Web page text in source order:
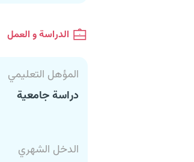
الدراسة و العمل
المؤهل التعليمي
دراسة جامعية
الدخل الشهري